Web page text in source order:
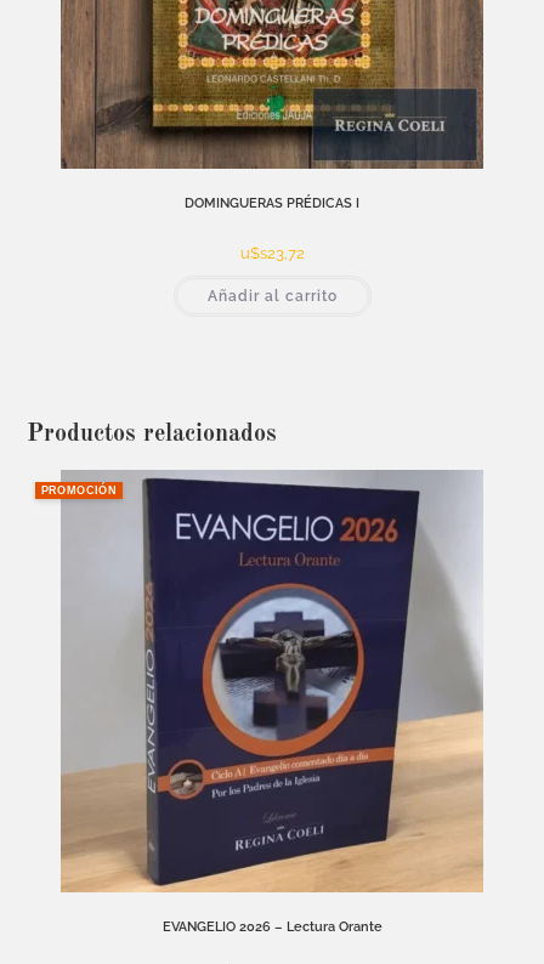
DOMINGUERAS PRÉDICAS I
u$s23,72
Añadir al carrito
Productos relacionados
PROMOCIÓN
EVANGELIO 2026 – Lectura Orante